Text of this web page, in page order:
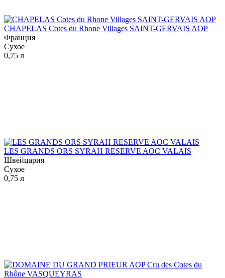
CHAPELAS Cotes du Rhone Villages SAINT-GERVAIS AOP
Франция
Сухое
0,75 л
LES GRANDS ORS SYRAH RESERVE AOC VALAIS
Швейцария
Сухое
0,75 л